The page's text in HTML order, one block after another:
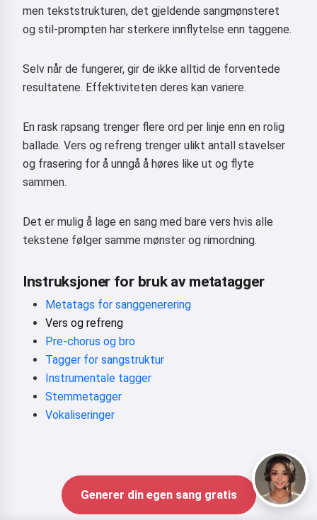
men tekststrukturen, det gjeldende sangmønsteret
og stil-prompten har sterkere innflytelse enn taggene.
Selv når de fungerer, gir de ikke alltid de forventede
resultatene. Effektiviteten deres kan variere.
En rask rapsang trenger flere ord per linje enn en rolig
ballade. Vers og refreng trenger ulikt antall stavelser
og frasering for å unngå å høres like ut og flyte
sammen.
Det er mulig å lage en sang med bare vers hvis alle
tekstene følger samme mønster og rimordning.
Instruksjoner for bruk av metatagger
Metatags for sanggenerering
Vers og refreng
Pre-chorus og bro
Tagger for sangstruktur
Instrumentale tagger
Stemmetagger
Vokaliseringer
Generer din egen sang gratis